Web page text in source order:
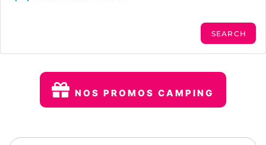
NOS PROMOS CAMPING